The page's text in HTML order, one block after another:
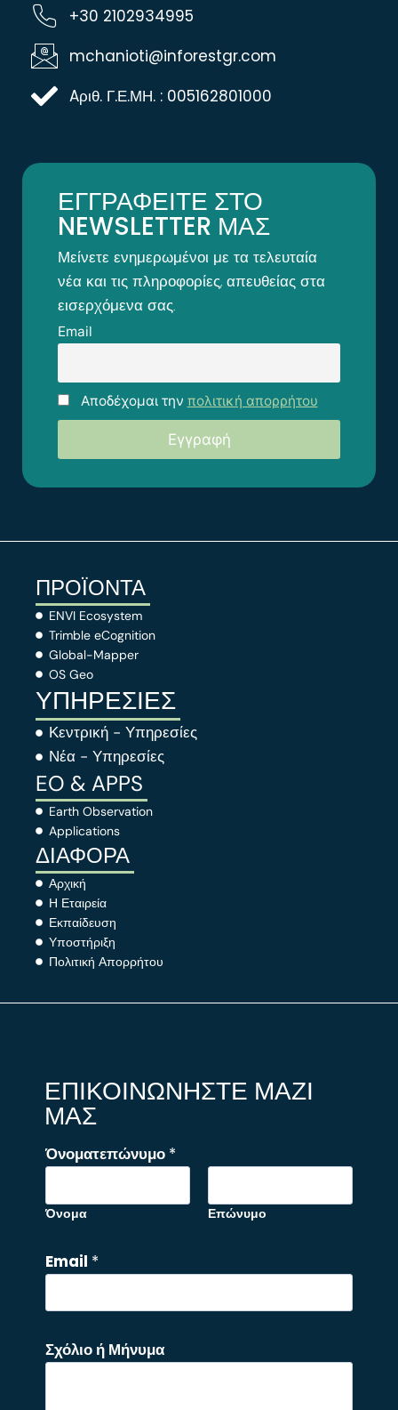
+30 2102934995
mchanioti@inforestgr.com
Aριθ. Γ.Ε.ΜΗ. : 005162801000
ΕΓΓΡΑΦΕΙΤΕ ΣΤΟ
NEWSLETTER ΜΑΣ
Μείνετε ενημερωμένοι με τα τελευταία
νέα και τις πληροφορίες, απευθείας στα
εισερχόμενα σας.
Email
Αποδέχομαι την πολιτική απορρήτου
ΠΡΟΪΟΝΤΑ
ENVI Ecosystem
Trimble eCognition
Global-Mapper
OS Geo
ΥΠΗΡΕΣΙΕΣ
Κεντρική - Υπηρεσίες
Νέα - Υπηρεσίες
EO & APPS
Earth Observation
Applications
ΔΙΑΦΟΡΑ
Αρχική
Η Εταιρεία
Εκπαίδευση
Υποστήριξη
Πολιτική Απορρήτου
ΕΠΙΚΟΙΝΩΝΗΣΤΕ ΜΑΖΙ
ΜΑΣ
Όνοματεπώνυμο *
Όνομα Επώνυμο
Email *
Σ
Σχόλιο ή Μήνυμα